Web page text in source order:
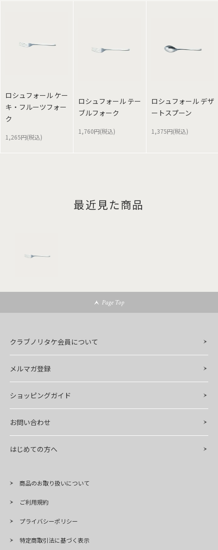
ロシュフォール ケー
キ・フルーツフォー
ク
1,265円(税込)
ロシュフォール テー
ブルフォーク
1,760円(税込)
ロシュフォール デザ
ートスプーン
1,375円(税込)
最近見た商品
Page Top
クラブノリタケ会員について
メルマガ登録
ショッピングガイド
お問い合わせ
はじめての方へ
商品のお取り扱いについて
ご利用規約
プライバシーポリシー
特定商取引法に基づく表示